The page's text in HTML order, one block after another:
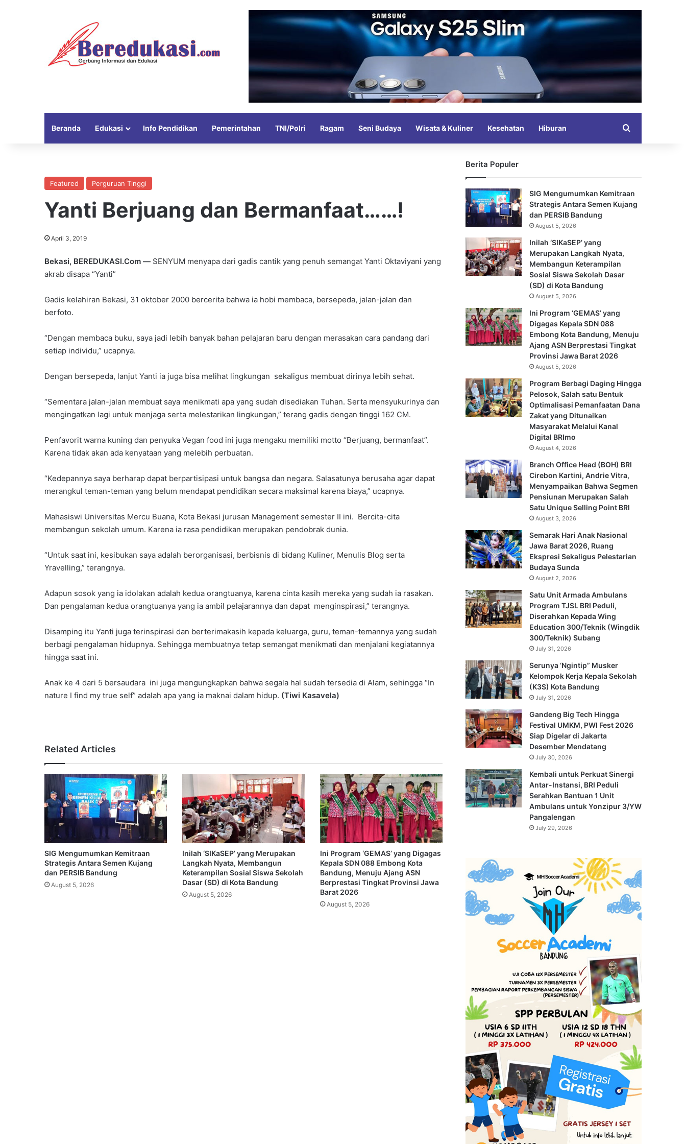
Beranda Edukasi Info Pendidikan Pemerintahan TNI/Polri Ragam Seni Budaya Wisata & Kuliner Kesehatan Hiburan
Featured Perguruan Tinggi
Yanti Berjuang dan Bermanfaat……!
April 3, 2019
Bekasi, BEREDUKASI.Com — SENYUM menyapa dari gadis cantik yang penuh semangat Yanti Oktaviyani yang
akrab disapa “Yanti”
Gadis kelahiran Bekasi, 31 oktober 2000 bercerita bahwa ia hobi membaca, bersepeda, jalan-jalan dan
berfoto.
“Dengan membaca buku, saya jadi lebih banyak bahan pelajaran baru dengan merasakan cara pandang dari
setiap individu,” ucapnya.
Dengan bersepeda, lanjut Yanti ia juga bisa melihat lingkungan sekaligus membuat dirinya lebih sehat.
“Sementara jalan-jalan membuat saya menikmati apa yang sudah disediakan Tuhan. Serta mensyukurinya dan
mengingatkan lagi untuk menjaga serta melestarikan lingkungan,” terang gadis dengan tinggi 162 CM.
Penfavorit warna kuning dan penyuka Vegan food ini juga mengaku memiliki motto “Berjuang, bermanfaat”.
Karena tidak akan ada kenyataan yang melebih perbuatan.
“Kedepannya saya berharap dapat berpartisipasi untuk bangsa dan negara. Salasatunya berusaha agar dapat
merangkul teman-teman yang belum mendapat pendidikan secara maksimal karena biaya,” ucapnya.
Mahasiswi Universitas Mercu Buana, Kota Bekasi jurusan Management semester II ini. Bercita-cita
membangun sekolah umum. Karena ia rasa pendidikan merupakan pendobrak dunia.
“Untuk saat ini, kesibukan saya adalah berorganisasi, berbisnis di bidang Kuliner, Menulis Blog serta
Yravelling,” terangnya.
Adapun sosok yang ia idolakan adalah kedua orangtuanya, karena cinta kasih mereka yang sudah ia rasakan.
Dan pengalaman kedua orangtuanya yang ia ambil pelajarannya dan dapat menginspirasi,” terangnya.
Disamping itu Yanti juga terinspirasi dan berterimakasih kepada keluarga, guru, teman-temannya yang sudah
berbagi pengalaman hidupnya. Sehingga membuatnya tetap semangat menikmati dan menjalani kegiatannya
hingga saat ini.
Anak ke 4 dari 5 bersaudara ini juga mengungkapkan bahwa segala hal sudah tersedia di Alam, sehingga “In
nature I find my true self” adalah apa yang ia maknai dalam hidup. (Tiwi Kasavela)
Related Articles
SIG Mengumumkan Kemitraan
Strategis Antara Semen Kujang
dan PERSIB Bandung
August 5, 2026
Inilah ‘SIKaSEP’ yang Merupakan
Langkah Nyata, Membangun
Keterampilan Sosial Siswa Sekolah
Dasar (SD) di Kota Bandung
August 5, 2026
Ini Program ‘GEMAS’ yang Digagas
Kepala SDN 088 Embong Kota
Bandung, Menuju Ajang ASN
Berprestasi Tingkat Provinsi Jawa
Barat 2026
August 5, 2026
Berita Populer
SIG Mengumumkan Kemitraan
Strategis Antara Semen Kujang
dan PERSIB Bandung
August 5, 2026
Inilah ‘SIKaSEP’ yang
Merupakan Langkah Nyata,
Membangun Keterampilan
Sosial Siswa Sekolah Dasar
(SD) di Kota Bandung
August 5, 2026
Ini Program ‘GEMAS’ yang
Digagas Kepala SDN 088
Embong Kota Bandung, Menuju
Ajang ASN Berprestasi Tingkat
Provinsi Jawa Barat 2026
August 5, 2026
Program Berbagi Daging Hingga
Pelosok, Salah satu Bentuk
Optimalisasi Pemanfaatan Dana
Zakat yang Ditunaikan
Masyarakat Melalui Kanal
Digital BRImo
August 4, 2026
Branch Office Head (BOH) BRI
Cirebon Kartini, Andrie Vitra,
Menyampaikan Bahwa Segmen
Pensiunan Merupakan Salah
Satu Unique Selling Point BRI
August 3, 2026
Semarak Hari Anak Nasional
Jawa Barat 2026, Ruang
Ekspresi Sekaligus Pelestarian
Budaya Sunda
August 2, 2026
Satu Unit Armada Ambulans
Program TJSL BRI Peduli,
Diserahkan Kepada Wing
Education 300/Teknik (Wingdik
300/Teknik) Subang
July 31, 2026
Serunya ‘Ngintip” Musker
Kelompok Kerja Kepala Sekolah
(K3S) Kota Bandung
July 31, 2026
Gandeng Big Tech Hingga
Festival UMKM, PWI Fest 2026
Siap Digelar di Jakarta
Desember Mendatang
July 30, 2026
Kembali untuk Perkuat Sinergi
Antar-Instansi, BRI Peduli
Serahkan Bantuan 1 Unit
Ambulans untuk Yonzipur 3/YW
Pangalengan
July 29, 2026